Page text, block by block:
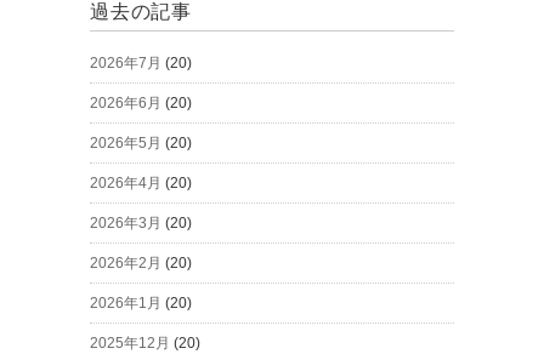
過去の記事
2026年7月 (20)
2026年6月 (20)
2026年5月 (20)
2026年4月 (20)
2026年3月 (20)
2026年2月 (20)
2026年1月 (20)
2025年12月 (20)